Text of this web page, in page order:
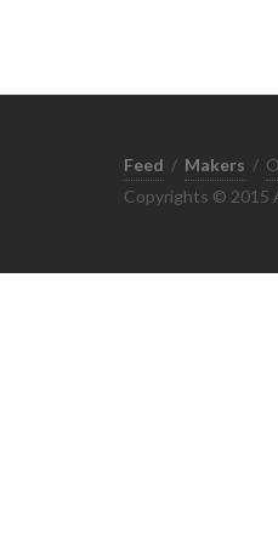
Feed / Makers /
Copyrights © 2015